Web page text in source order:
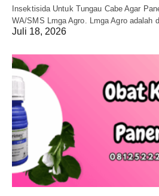
Insektisida Untuk Tungau Cabe Agar
WA/SMS Lmga Agro. Lmga Agro adalah
Juli 18, 2026